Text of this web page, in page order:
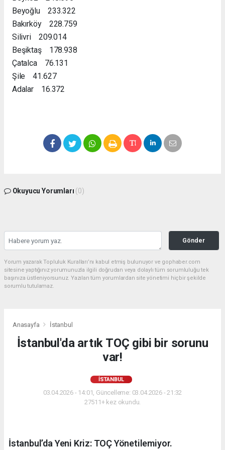
Beyoğlu 233.322
Bakırköy 228.759
Silivri 209.014
Beşiktaş 178.938
Çatalca 76.131
Şile 41.627
Adalar 16.372
Okuyucu Yorumları (0)
Gönder
Yorum yazarak Topluluk Kuralları’nı kabul etmiş bulunuyor ve gophaber.com
sitesine yaptığınız yorumunuzla ilgili doğrudan veya dolaylı tüm sorumluluğu tek
başınıza üstleniyorsunuz. Yazılan tüm yorumlardan site yönetimi hiçbir şekilde
sorumlu tutulamaz.
Anasayfa İstanbul
İstanbul'da artık TOÇ gibi bir sorunu
var!
İSTANBUL
03.04.2026 - 14:01, Güncelleme: 03.04.2026 - 21:32
27511+ kez okundu.
İstanbul’da Yeni Kriz: TOÇ Yönetilemiyor.